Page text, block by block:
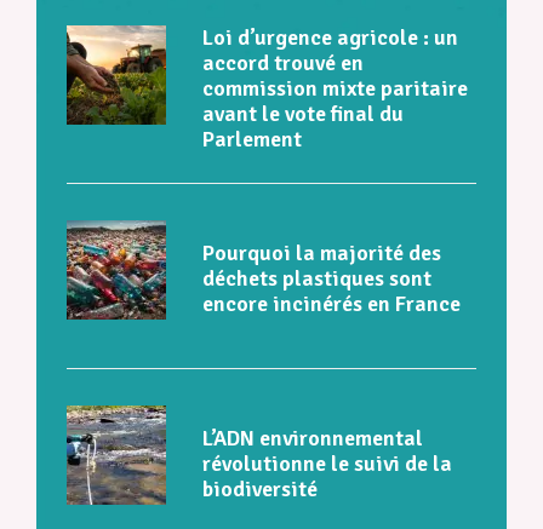
Loi d’urgence agricole : un
accord trouvé en
commission mixte paritaire
avant le vote final du
Parlement
Pourquoi la majorité des
déchets plastiques sont
encore incinérés en France
L’ADN environnemental
révolutionne le suivi de la
biodiversité